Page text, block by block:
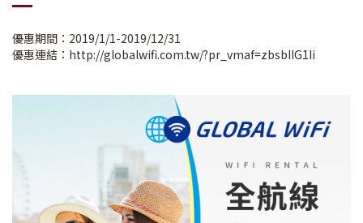
優惠期間：2019/1/1-2019/12/31
優惠連結： http://globalwifi.com.tw/?pr_vmaf=zbsbIIG1Ii